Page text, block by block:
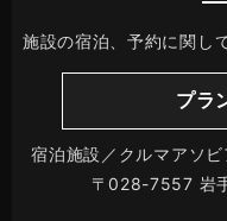
施設の宿泊、予約に関し
プラ
宿泊施設／クルマアソ
〒028-7557 岩